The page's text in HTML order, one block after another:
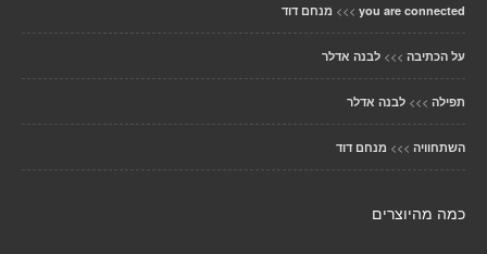
you are connected
>>> מנחם דוד
על הכתיבה >>> לבנה אדלר
תפילה >>> לבנה אדלר
השתחוויה >>> מנחם דוד
כמה מהיוצרים